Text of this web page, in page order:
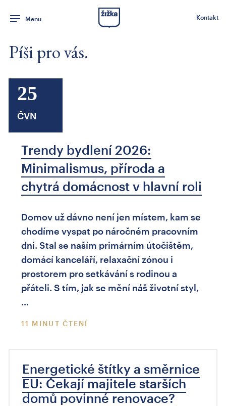
Menu Kontakt
Píši pro vás.
25
ČVN
Trendy bydlení 2026:
Minimalismus, příroda a
chytrá domácnost v hlavní roli
Domov už dávno není jen místem, kam se
chodíme vyspat po náročném pracovním
dni. Stal se naším primárním útočištěm,
domácí kanceláří, relaxační zónou i
prostorem pro setkávání s rodinou a
přáteli. S tím, jak se mění náš životní styl,
…
11 MINUT ČTENÍ
Energetické štítky a směrnice
EU: Čekají majitele starších
domů povinné renovace?